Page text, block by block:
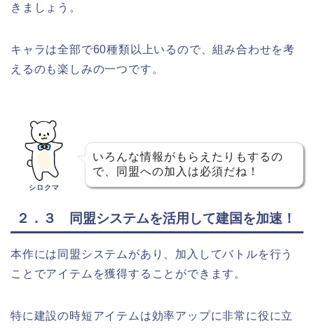
きましょう。
キャラは全部で60種類以上いるので、組み合わせを考
えるのも楽しみの一つです。
シロクマ
いろんな情報がもらえたりもするの
で、同盟への加入は必須だね！
２．３ 同盟システムを活用して建国を加速！
本作には同盟システムがあり、加入してバトルを行う
ことでアイテムを獲得することができます。
特に建設の時短アイテムは効率アップに非常に役に立